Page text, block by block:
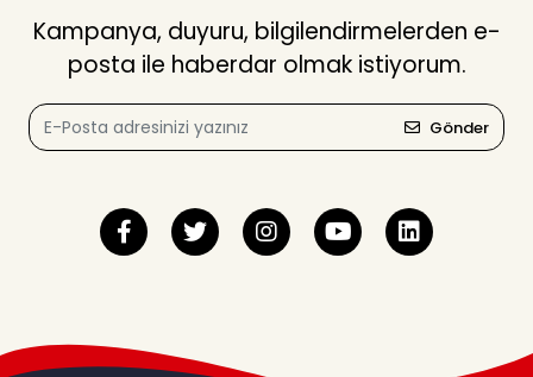
Kampanya, duyuru, bilgilendirmelerden e-
posta ile haberdar olmak istiyorum.
Gönder